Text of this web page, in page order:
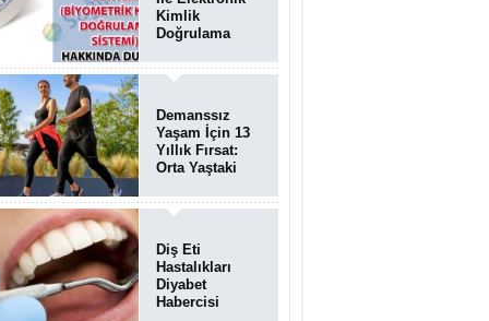
Kimlik
Doğrulama
(Biyometrik
Kimlik
Sistemi)
07.08.2026
Demanssız
Yaşam İçin 13
Yıllık Fırsat:
Orta Yaştaki
Beyin Sağlığını
Belirliyor
Diş Eti
Hastalıkları
Diyabet
Habercisi